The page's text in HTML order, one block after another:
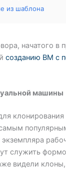
из шаблона
начатого в
созданию ВМ с
машины
клонирования
служить
видели